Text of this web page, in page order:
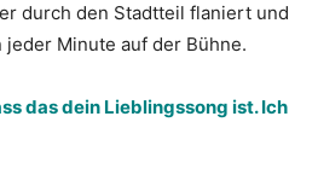
durch den Stadtteil flaniert und
Minute auf der Bühne.
das dein Lieblingssong ist. Ich